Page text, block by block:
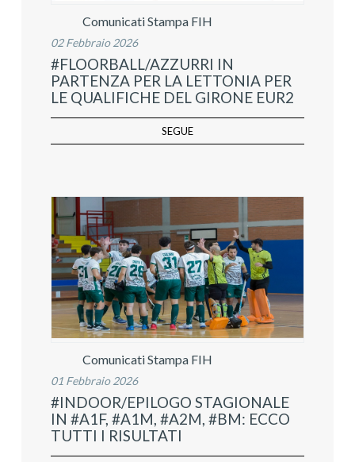
Comunicati Stampa FIH
02 Febbraio 2026
#FLOORBALL/AZZURRI IN
PARTENZA PER LA LETTONIA PER
LE QUALIFICHE DEL GIRONE EUR2
SEGUE
Comunicati Stampa FIH
01 Febbraio 2026
#INDOOR/EPILOGO STAGIONALE
IN #A1F, #A1M, #A2M, #BM: ECCO
TUTTI I RISULTATI